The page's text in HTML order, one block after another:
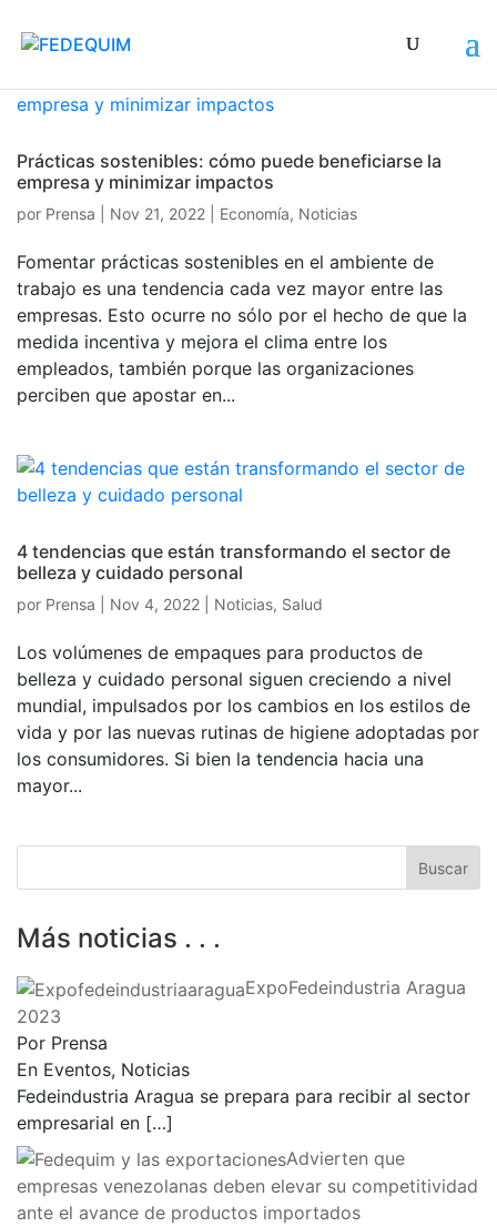
Prácticas sostenibles: cómo puede beneficiarse la
empresa y minimizar impactos
por Prensa Nov 21, 2022 Economía, Noticias
Fomentar prácticas sostenibles en el ambiente de
trabajo es una tendencia cada vez mayor entre las
empresas. Esto ocurre no sólo por el hecho de que la
medida incentiva y mejora el clima entre los
empleados, también porque las organizaciones
perciben que apostar en...
4 tendencias que están transformando el sector de
belleza y cuidado personal
por Prensa Nov 4, 2022 Noticias, Salud
Los volúmenes de empaques para productos de
belleza y cuidado personal siguen creciendo a nivel
mundial, impulsados por los cambios en los estilos de
vida y por las nuevas rutinas de higiene adoptadas por
los consumidores. Si bien la tendencia hacia una
mayor...
Más noticias . . .
ExpoFedeindustria Aragua
2023
Por Prensa
En Eventos, Noticias
Fedeindustria Aragua se prepara para recibir al sector
empresarial en […]
Advierten que
empresas venezolanas deben elevar su competitividad
ante el avance de productos importados